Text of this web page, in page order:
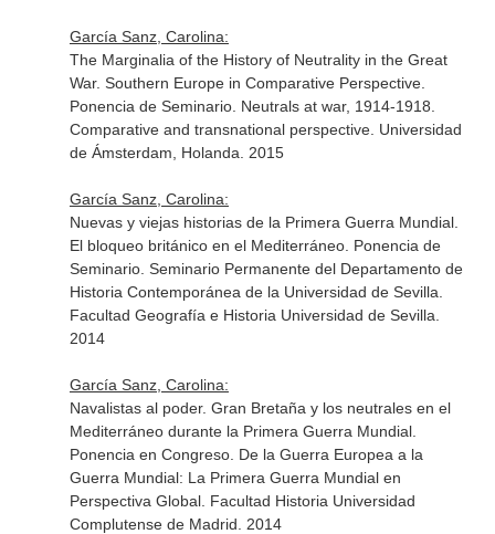
García Sanz, Carolina:
The Marginalia of the History of Neutrality in the Great
War. Southern Europe in Comparative Perspective.
Ponencia de Seminario. Neutrals at war, 1914-1918.
Comparative and transnational perspective. Universidad
de Ámsterdam, Holanda. 2015
García Sanz, Carolina:
Nuevas y viejas historias de la Primera Guerra Mundial.
El bloqueo británico en el Mediterráneo. Ponencia de
Seminario. Seminario Permanente del Departamento de
Historia Contemporánea de la Universidad de Sevilla.
Facultad Geografía e Historia Universidad de Sevilla.
2014
García Sanz, Carolina:
Navalistas al poder. Gran Bretaña y los neutrales en el
Mediterráneo durante la Primera Guerra Mundial.
Ponencia en Congreso. De la Guerra Europea a la
Guerra Mundial: La Primera Guerra Mundial en
Perspectiva Global. Facultad Historia Universidad
Complutense de Madrid. 2014